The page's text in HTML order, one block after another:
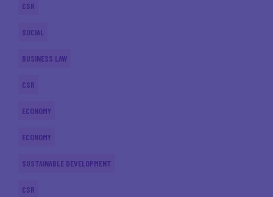
CSR
SOCIAL
BUSINESS LAW
CSR
ECONOMY
ECONOMY
SUSTAINABLE DEVELOPMENT
CSR